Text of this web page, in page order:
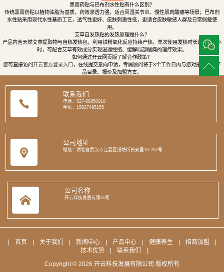
黑膏药贴与巴布剂水性贴有什么区别？
传统黑膏药贴以植物油脂为基质，药效渗透力强，适合风湿关节炎、慢性肌肉酸痛等场景；巴布剂
水性贴采用现代水性基质工艺，透气性更好、皮肤刺激性低，更适合皮肤敏感人群及日常佩戴使
用。
艾草自发热贴的发热原理是什么？
产品内含天然艾草提取物与自热发热包，利用铁粉氧化反应持续产热，单次使用发热时长达8至12小
时，可配合艾草有效成分实现温通经络、缓解局部酸痛的理疗效果。
如何通过开云网页版了解合作政策？
您可直接访问 开云官方登录入口，在线提交意向申请，专属顾问将于3个工作日内与您对接，提供产
品目录、报价及加盟方案。
联系我们
电话：027-88850010
手机：15827495155
公司地址
地址：湖北省武汉市江夏区纸坊街长安里10-207号
公司名称
开云科技发展有限公司
首页 关于我们 新闻中心 产品中心 健康养生 招商加盟
技术优势
联系我们
Copyright © 2026 开云科技发展有限公司 版权所有